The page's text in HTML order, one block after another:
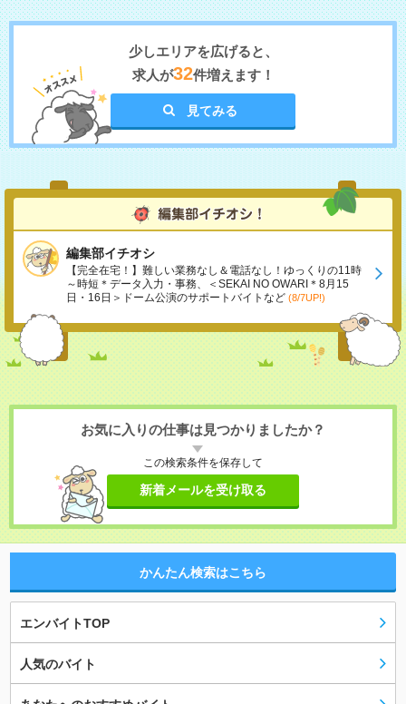
少しエリアを広げると、
求人が32件増えます！
見てみる
編集部イチオシ
【完全在宅！】難しい業務なし＆電話なし！ゆっくりの11時
～時短＊データ入力・事務、＜SEKAI NO OWARI＊8月15
日・16日＞ドーム公演のサポートバイトなど (8/7UP!)
お気に入りの仕事は見つかりましたか？
この検索条件を保存して
新着メールを受け取る
かんたん検索はこちら
エンバイトTOP
人気のバイト